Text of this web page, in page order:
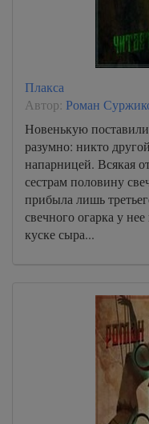
Плакса
Автор: Роман
Новенькую
разумно: никто
напарницей. Всякая
сестрам половину
прибыла лишь
свечного огарка у
куске сыра...